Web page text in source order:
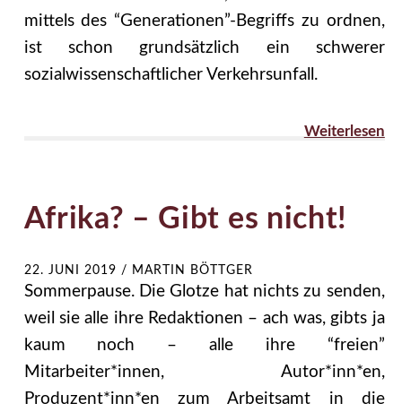
mittels des “Generationen”-Begriffs zu ordnen,
ist schon grundsätzlich ein schwerer
sozialwissenschaftlicher Verkehrsunfall.
Weiterlesen
Afrika? – Gibt es nicht!
22. JUNI 2019 / MARTIN BÖTTGER
Sommerpause. Die Glotze hat nichts zu senden,
weil sie alle ihre Redaktionen – ach was, gibts ja
kaum noch – alle ihre “freien”
Mitarbeiter*innen, Autor*inn*en,
Produzent*inn*en zum Arbeitsamt in die